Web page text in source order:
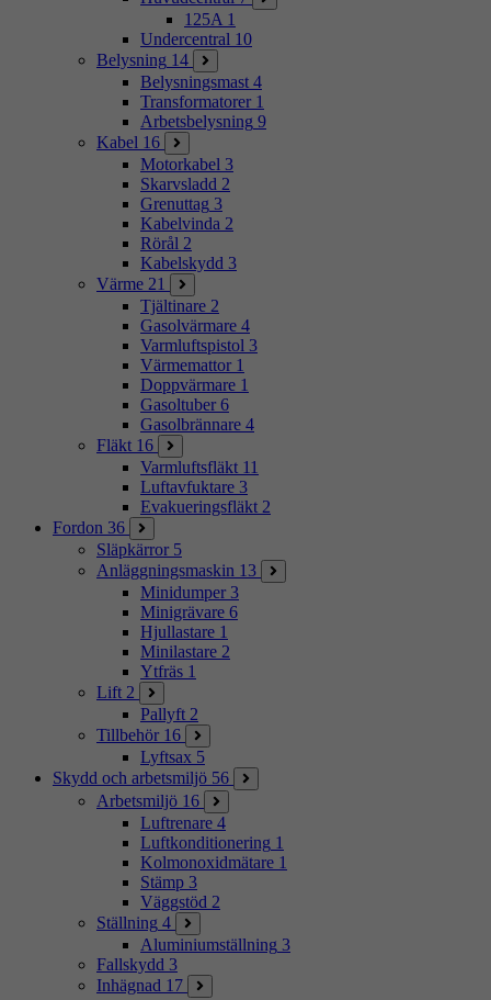
125A 1
Undercentral 10
Belysning 14
Belysningsmast 4
Transformatorer 1
Arbetsbelysning 9
Kabel 16
Motorkabel 3
Skarvsladd 2
Grenuttag 3
Kabelvinda 2
Rörål 2
Kabelskydd 3
Värme 21
Tjältinare 2
Gasolvärmare 4
Varmluftspistol 3
Värmemattor 1
Doppvärmare 1
Gasoltuber 6
Gasolbrännare 4
Fläkt 16
Varmluftsfläkt 11
Luftavfuktare 3
Evakueringsfläkt 2
Fordon 36
Släpkärror 5
Anläggningsmaskin 13
Minidumper 3
Minigrävare 6
Hjullastare 1
Minilastare 2
Ytfräs 1
Lift 2
Pallyft 2
Tillbehör 16
Lyftsax 5
Skydd och arbetsmiljö 56
Arbetsmiljö 16
Luftrenare 4
Luftkonditionering 1
Kolmonoxidmätare 1
Stämp 3
Väggstöd 2
Ställning 4
Aluminiumställning 3
Fallskydd 3
Inhägnad 17